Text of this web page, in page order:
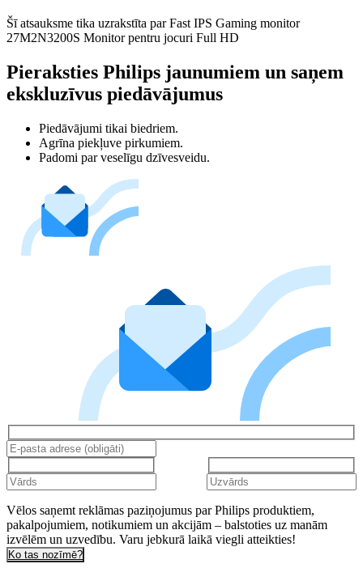
Šī atsauksme tika uzrakstīta par Fast IPS Gaming monitor
27M2N3200S Monitor pentru jocuri Full HD
Pieraksties Philips jaunumiem un saņem
ekskluzīvus piedāvājumus
Piedāvājumi tikai biedriem.
Agrīna piekļuve pirkumiem.
Padomi par veselīgu dzīvesveidu.
Vēlos saņemt reklāmas paziņojumus par Philips produktiem,
pakalpojumiem, notikumiem un akcijām – balstoties uz manām
izvēlēm un uzvedību. Varu jebkurā laikā viegli atteikties!
Ko tas nozīmē?